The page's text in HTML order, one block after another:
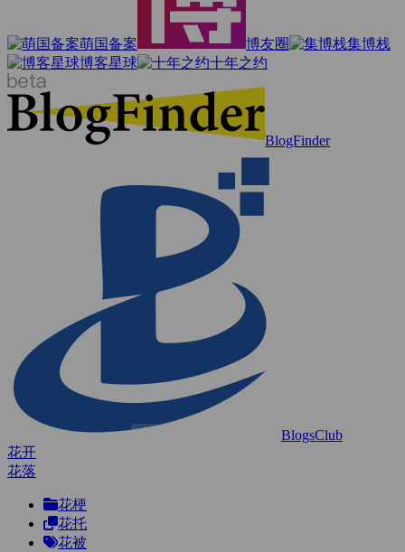
萌国备案 博友圈
集博栈
博客星球
十年之约
BlogFinder
BlogsClub
花开
花落
花梗
花托
花被